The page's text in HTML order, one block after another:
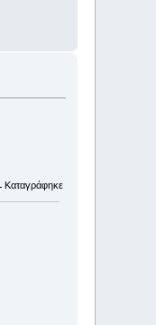
Καταγράφηκε